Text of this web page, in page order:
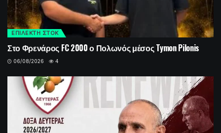
ΕΠΙΛΕΚΤΗ ΣΤΟΚ
Στο Φρενάρος FC 2000 ο Πολωνός μέσος Tymon Pilonis
06/08/2026 4